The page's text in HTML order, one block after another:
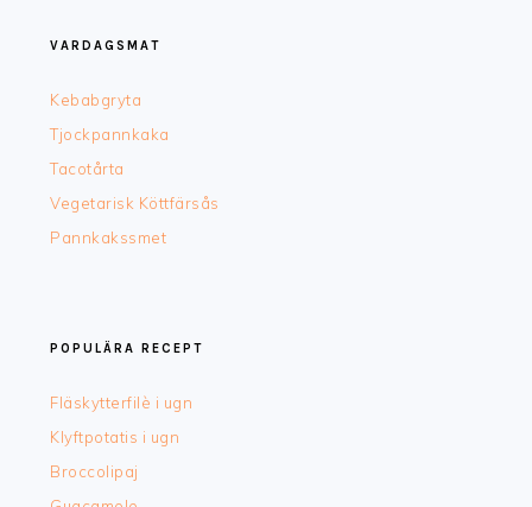
VARDAGSMAT
Kebabgryta
Tjockpannkaka
Tacotårta
Vegetarisk Köttfärsås
Pannkakssmet
POPULÄRA RECEPT
Fläskytterfilè i ugn
Klyftpotatis i ugn
Broccolipaj